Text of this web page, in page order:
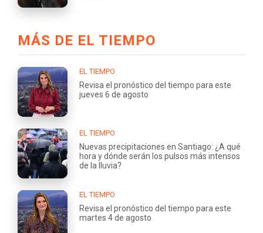
MÁS DE EL TIEMPO
EL TIEMPO
Revisa el pronóstico del tiempo para este
jueves 6 de agosto
EL TIEMPO
Nuevas precipitaciones en Santiago: ¿A qué
hora y dónde serán los pulsos más intensos
de la lluvia?
EL TIEMPO
Revisa el pronóstico del tiempo para este
martes 4 de agosto